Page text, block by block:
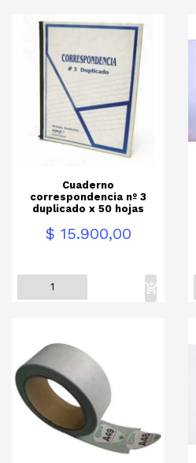
Cuaderno
correspondencia nº 3
duplicado x 50 hojas
Precio$ 15.900,00